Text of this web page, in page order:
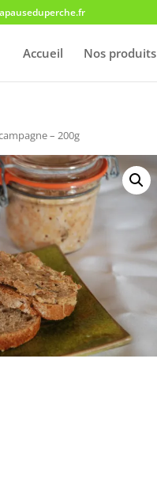
Accueil Nos produits
– 200g